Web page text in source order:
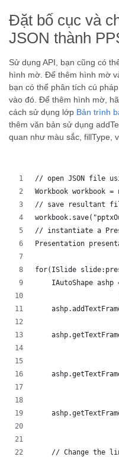
Đặt bố cục và
JSON thành
Sử dụng API, bạn cũng có
hình mờ. Để thêm hình mờ
bạn có thể phân tích cú
vào đó. Để thêm hình mờ,
cách sử dụng lớp Bản trình
thêm văn bản sử dụng
quan như màu sắc, fillType,
// open JSON file
Workbook workbook
// save resultant file
// instantiate a
Presentation
for(ISlide
IAutoShape ashp
// Change the